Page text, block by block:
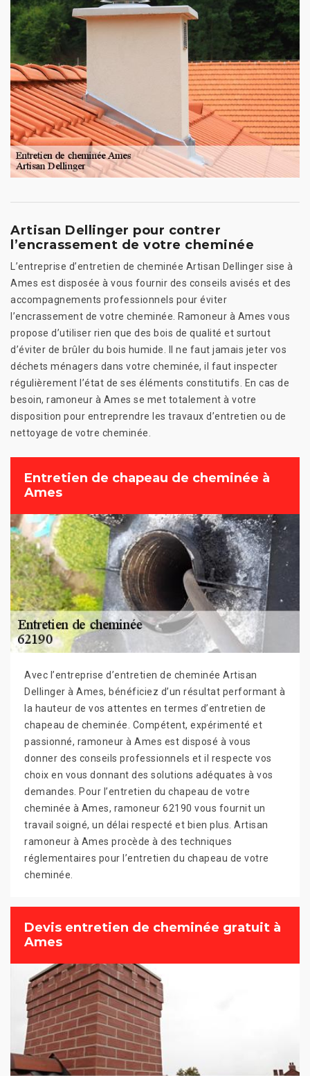
Artisan Dellinger pour contrer
l’encrassement de votre cheminée
L’entreprise d’entretien de cheminée Artisan Dellinger sise à
Ames est disposée à vous fournir des conseils avisés et des
accompagnements professionnels pour éviter
l’encrassement de votre cheminée. Ramoneur à Ames vous
propose d’utiliser rien que des bois de qualité et surtout
d’éviter de brûler du bois humide. Il ne faut jamais jeter vos
déchets ménagers dans votre cheminée, il faut inspecter
régulièrement l’état de ses éléments constitutifs. En cas de
besoin, ramoneur à Ames se met totalement à votre
disposition pour entreprendre les travaux d’entretien ou de
nettoyage de votre cheminée.
Entretien de chapeau de cheminée à
Ames
Avec l’entreprise d’entretien de cheminée Artisan
Dellinger à Ames, bénéficiez d’un résultat performant à
la hauteur de vos attentes en termes d’entretien de
chapeau de cheminée. Compétent, expérimenté et
passionné, ramoneur à Ames est disposé à vous
donner des conseils professionnels et il respecte vos
choix en vous donnant des solutions adéquates à vos
demandes. Pour l’entretien du chapeau de votre
cheminée à Ames, ramoneur 62190 vous fournit un
travail soigné, un délai respecté et bien plus. Artisan
ramoneur à Ames procède à des techniques
réglementaires pour l’entretien du chapeau de votre
cheminée.
Devis entretien de cheminée gratuit à
Ames